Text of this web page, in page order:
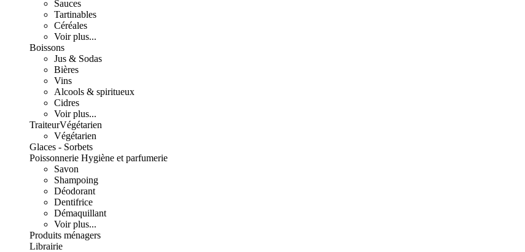
Sauces
Tartinables
Céréales
Voir plus...
Boissons
Jus & Sodas
Bières
Vins
Alcools & spiritueux
Cidres
Voir plus...
TraiteurVégétarien
Végétarien
Glaces - Sorbets
Poissonnerie Hygiène et parfumerie
Savon
Shampoing
Déodorant
Dentifrice
Démaquillant
Voir plus...
Produits ménagers
Librairie